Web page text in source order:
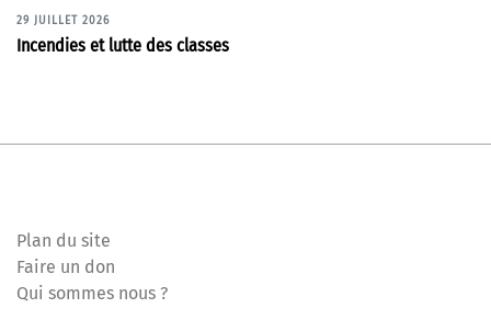
29 JUILLET 2026
Incendies et lutte des classes
Plan du site
Faire un don
Qui sommes nous ?